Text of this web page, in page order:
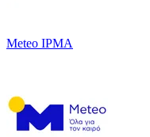
Meteo IPMA